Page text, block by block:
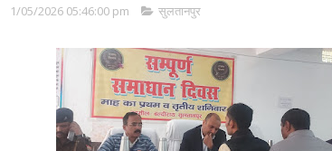
1/05/2026 05:46:00 pm सुलतानपुर